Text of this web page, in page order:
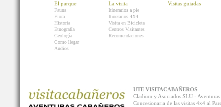
El parque
Fauna
Flora
Historia
Etnografía
Geología
Como llegar
Audios
La visita
Itinerarios a pie
Itinerarios 4X4
Visita en Bicicleta
Centros Visitantes
Recomendaciones
Visitas guiadas
UTE VISITACABAÑEROS
Cladium y Asociados SLU -
Concesionaria de las visitas 4x4 al